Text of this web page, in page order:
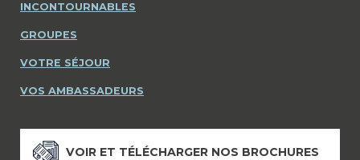
INCONTOURNABLES
GROUPES
VOTRE SÉJOUR
VOS AMBASSADEURS
VOIR ET TÉLÉCHARGER NOS BROCHURES